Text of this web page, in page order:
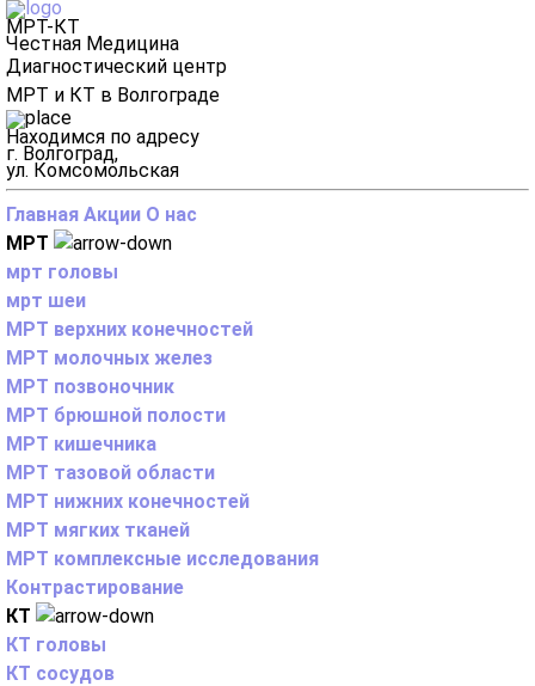
МРТ-КТ
Честная Медицина
Диагностический центр
МРТ и КТ в Волгограде
Находимся по адресу
г. Волгоград,
ул. Комсомольская
Главная Акции О нас
МРТ
мрт головы
мрт шеи
МРТ верхних конечностей
МРТ молочных желез
МРТ позвоночник
МРТ брюшной полости
МРТ кишечника
МРТ тазовой области
МРТ нижних конечностей
МРТ мягких тканей
МРТ комплексные исследования
Контрастирование
КТ
КТ головы
КТ сосудов